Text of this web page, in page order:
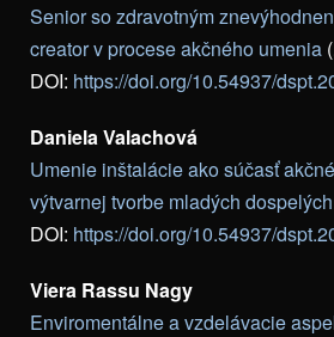
Senior so zdravotným
creator v procese akčného umenia
DOI: https://doi.org/10.54937/
Daniela Valachová
Umenie inštalácie ako súčasť
výtvarnej tvorbe mladých dospelých
DOI: https://doi.org/10.54937/
Viera Rassu Nagy
Enviromentálne a vzdelávacie